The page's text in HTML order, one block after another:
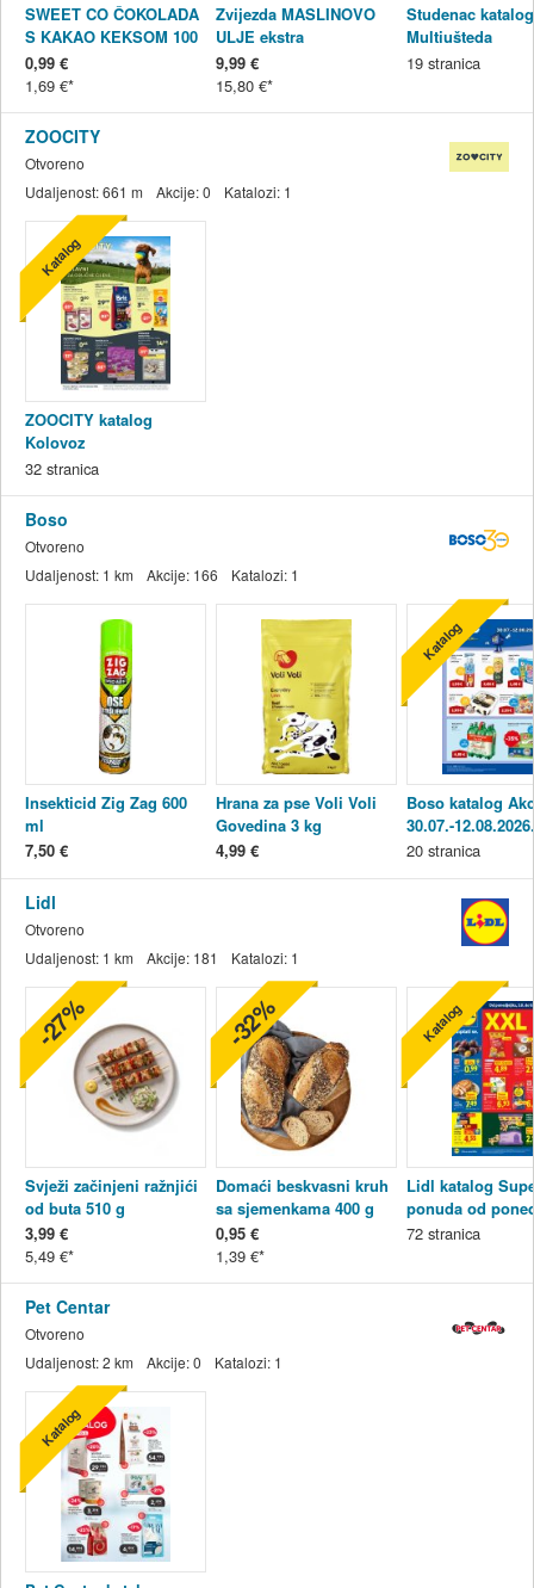
SWEET CO ČOKOLADA
S KAKAO KEKSOM 100
g
0,99 €
1,69 €
Zvijezda MASLINOVO
ULJE ekstra
djevičansko 1 l
9,99 €
15,80 €
Studenac katalog
Multiušteda
29.07.-11.08.2026.
19 stranica
ZOOCITY
Otvoreno
Udaljenost:661 m Akcije:0 Katalozi: 1
ZOOCITY katalog
Kolovoz
06.08.-30.08.2026.
32 stranica
Katalog
Boso
Otvoreno
Udaljenost: 1 km Akcije: 166 Katalozi: 1
Insekticid Zig Zag 600
ml
7,50 €
Hrana za pse Voli Voli
Govedina 3 kg
4,99 €
Boso katalog
30.07.-12.08.2026.
20 stranica
Katalog
Lidl
Otvoreno
Udaljenost: 1 km Akcije: 181 Katalozi: 1
Svježi začinjeni ražnjići
od buta 510 g
3,99 €
5,49 €
-27%
Domaći beskvasni kruh
sa sjemenkama 400 g
0,95 €
1,39 €
-32%
Lidl katalog
ponuda od
03.08.-09.08.2026.
72 stranica
Katalog
Pet Centar
Otvoreno
Udaljenost:2 km Akcije:0 Katalozi: 1
Katalog